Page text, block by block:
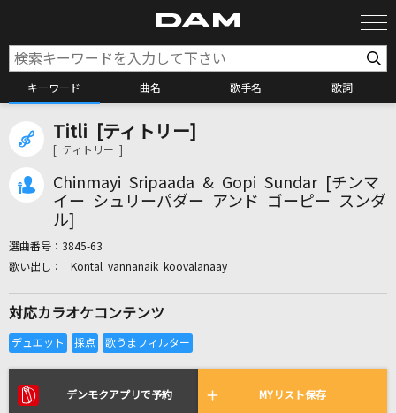
キーワード 曲名 歌手名 歌詞
カラオケ検索
カラオケ店舗検索
全国りれき
[生音]Happiness
Titli [ティトリー]
[ ティトリー ]
Chinmayi Sripaada & Gopi Sundar [チンマ
イー シュリーパダー アンド ゴーピー スンダ
ル]
選曲番号： 3845-63
Kontal vannanaik koovalanaay
対応カラオケコンテンツ
デンモクアプリで予約 MYリスト保存